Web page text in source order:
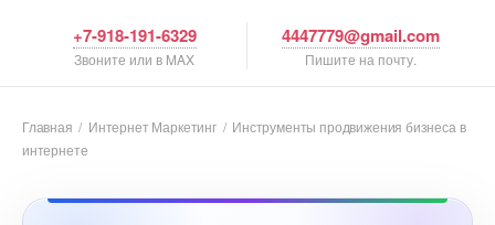
+7-918-191-6329
Звоните или в MAX
4447779@gmail.com
Пишите на почту.
Главная / Интернет Маркетин/ Инструменты продвижения бизнеса
интернете